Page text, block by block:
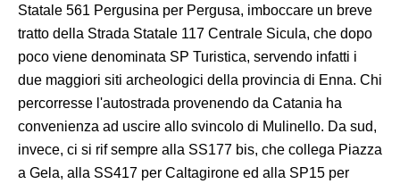
Statale 561 Pergusina per Pergusa, imboccare un breve
tratto della Strada Statale 117 Centrale Sicula, che dopo
poco viene denominata SP Turistica, servendo infatti i
due maggiori siti archeologici della provincia di Enna. Chi
percorresse l'autostrada provenendo da Catania ha
convenienza ad uscire allo svincolo di Mulinello. Da sud,
invece, ci si rif sempre alla SS177 bis, che collega Piazza
a Gela, alla SS417 per Caltagirone ed alla SP15 per